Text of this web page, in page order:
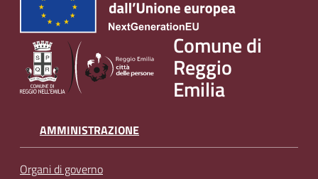
e
Seguici
su
Comune di
Reggio
Emilia
AMMINISTRAZIONE
Organi di governo